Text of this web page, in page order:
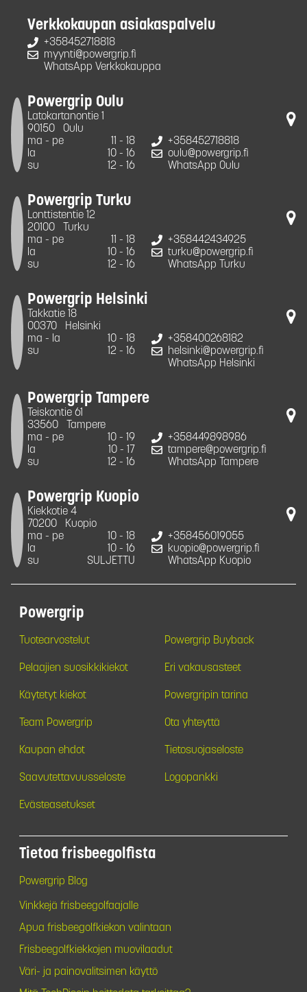
Verkkokaupan asiakaspalvelu
+358452718818
myynti@powergrip.fi
WhatsApp Verkkokauppa
Powergrip Oulu
Latokartanontie 1
90150
Oulu
ma - pe
11 - 18
la
10 - 16
su
12 - 16
+358452718818
oulu@powergrip.fi
WhatsApp Oulu
Powergrip Turku
Lonttistentie 12
20100
Turku
ma - pe
11 - 18
la
10 - 16
su
12 - 16
+358442434925
turku@powergrip.fi
WhatsApp Turku
Powergrip Helsinki
Takkatie 18
00370
Helsinki
ma - la
10 - 18
su
12 - 16
+358400268182
helsinki@powergrip.fi
WhatsApp Helsinki
Powergrip Tampere
Teiskontie 61
33560
Tampere
ma - pe
10 - 19
la
10 - 17
su
12 - 16
+358449898986
tampere@powergrip.fi
WhatsApp Tampere
Powergrip Kuopio
Kiekkotie 4
70200
Kuopio
ma - pe
10 - 18
la
10 - 16
su
SULJETTU
+358456019055
kuopio@powergrip.fi
WhatsApp Kuopio
Powergrip
Tuotearvostelut Powergrip Buyback
Pelaajien suosikkikiekot Eri vakausasteet
Käytetyt kiekot Powergripin tarina
Team Powergrip Ota yhteyttä
Kaupan ehdot Tietosuojaseloste
Saavutettavuusseloste Logopankki
Evästeasetukset
Tietoa frisbeegolfista
Powergrip Blog
Vinkkejä frisbeegolfaajalle
Apua frisbeegolfkiekon valintaan
Frisbeegolfkiekkojen muovilaadut
Väri- ja painovalitsimen käyttö